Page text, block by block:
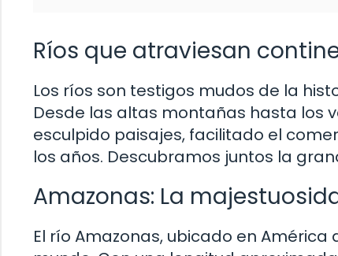
Ríos que atraviesan
Los ríos son testigos mudos de la
Desde las altas montañas hasta los
esculpido paisajes, facilitado el
los años. Descubramos juntos la
Amazonas: La
El río Amazonas, ubicado en